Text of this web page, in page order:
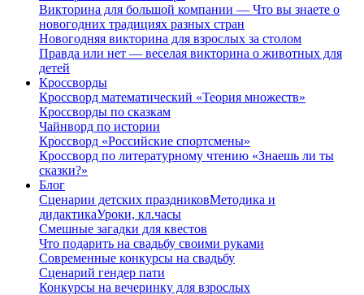
Викторина для большой компании — Что вы знаете о
новогодних традициях разных стран
Новогодняя викторина для взрослых за столом
Правда или нет — веселая викторина о животных для
детей
Кроссворды
Кроссворд математический «Теория множеств»
Кроссворды по сказкам
Чайнворд по истории
Кроссворд «Российские спортсмены»
Кроссворд по литературному чтению «Знаешь ли ты
сказки?»
Блог
Сценарии детских праздниковМетодика и
дидактикаУроки, кл.часы
Смешные загадки для квестов
Что подарить на свадьбу своими руками
Современные конкурсы на свадьбу
Сценарий гендер пати
Конкурсы на вечеринку для взрослых